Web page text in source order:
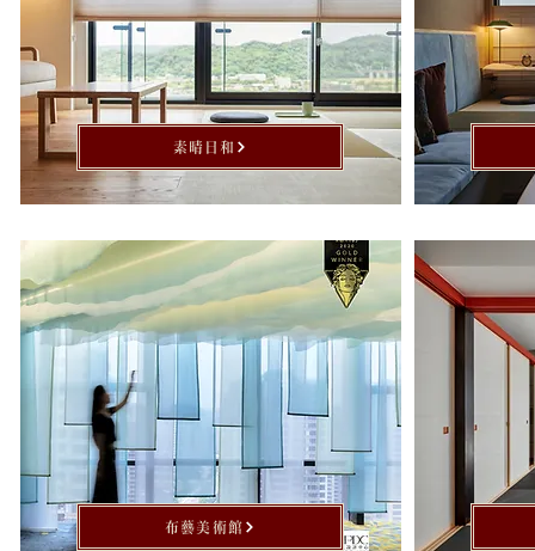
素晴日和
布藝美術館